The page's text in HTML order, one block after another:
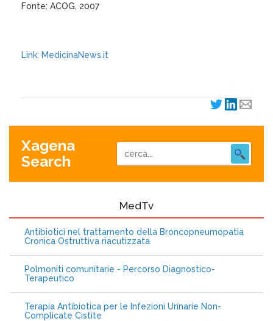
Fonte: ACOG, 2007
Link: MedicinaNews.it
Xagena
Search
MedTv
Antibiotici nel trattamento della Broncopneumopatia
Cronica Ostruttiva riacutizzata
Polmoniti comunitarie - Percorso Diagnostico-
Terapeutico
Terapia Antibiotica per le Infezioni Urinarie Non-
Complicate Cistite